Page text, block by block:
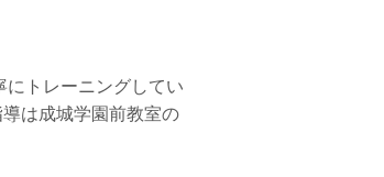
トレーニングしてい
は成城学園前教室の